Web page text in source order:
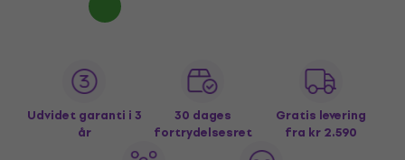
Udvidet garanti i 3
år
30 dages
fortrydelsesret
Gratis levering
fra kr 2.590